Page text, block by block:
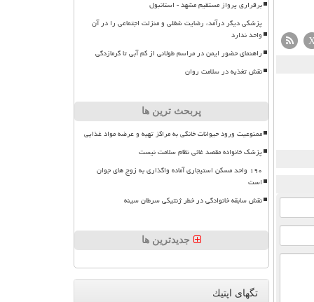
X
برقراری پرواز مستقیم مشهد - استانبول
پزشکی دیگر درآمد، رضایت شغلی و منزلت اجتماعی را در آن
واحد ندارد
راهنمای حضور ایمن در مراسم طولانی از کم آبی تا گرمازدگی
نقش تغذیه در سلامت روان
پربحث ترین ها
ممنوعیت ورود حیوانات خانگی به مراکز تهیه و عرضه مواد غذایی
پزشک خانواده مقصد غائی نظام سلامت نیست
۱۹۰ واحد مسکن استیجاری آماده واگذاری به زوج های جوان
است
نقش سابقه خانوادگی در خطر ژنتیکی سرطان سینه
جدیدترین ها
تگهای اپتیك